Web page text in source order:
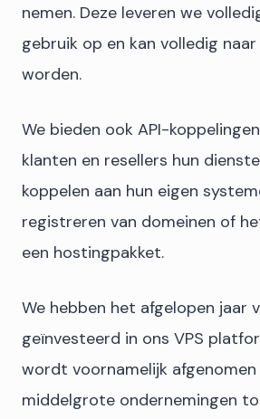
nemen. Deze leveren we
gebruik op en kan volledig
worden.
We bieden ook API-
klanten en resellers hun
koppelen aan hun eigen
registreren van domeinen of
een hostingpakket.
We hebben het afgelopen jaar
geïnvesteerd in ons VPS
wordt voornamelijk
middelgrote ondernemingen